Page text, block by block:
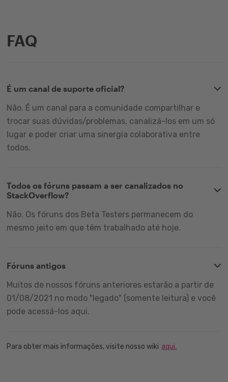
FAQ
É um canal de suporte oficial?
Não. É um canal para a comunidade compartilhar e
trocar suas dúvidas/problemas, canalizá-los em um só
lugar e poder criar uma sinergia colaborativa entre
todos.
Todos os fóruns passam a ser canalizados no
StackOverflow?
Não. Os fóruns dos Beta Testers permanecem do
mesmo jeito em que têm trabalhado até hoje.
Fóruns antigos
Muitos de nossos fóruns anteriores estarão a partir de
01/08/2021 no modo "legado" (somente leitura) e você
pode acessá-los aqui.
Para obter mais informações, visite nosso wiki aqui.